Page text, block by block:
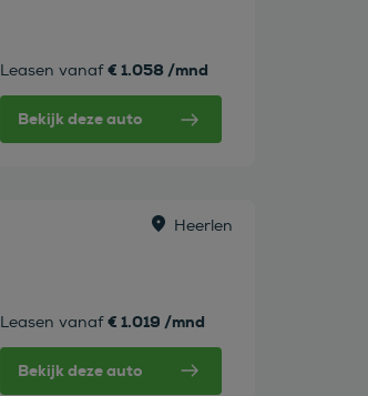
Leasen vanaf € 1.058 /mnd
Bekijk deze auto
Heerlen
Leasen vanaf € 1.019 /mnd
Bekijk deze auto